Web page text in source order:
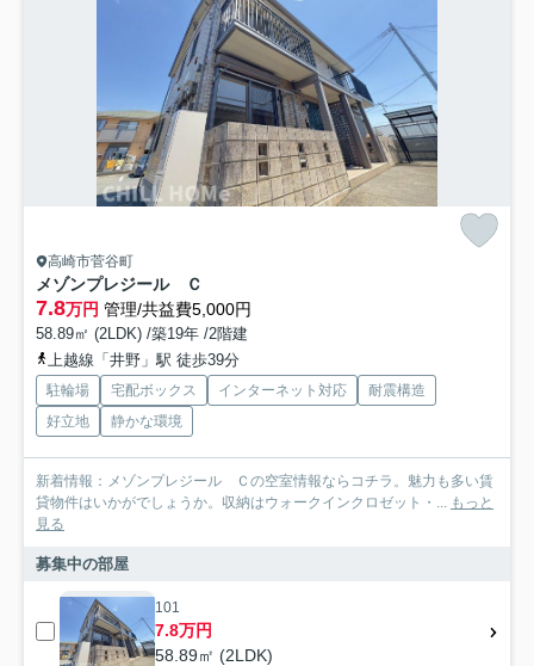
高崎市菅谷町
メゾンプレジール Ｃ
7.8万円 管理/共益費5,000円
58.89㎡ (2LDK) /築19年 /2階建
上越線「井野」駅 徒歩39分
駐輪場 宅配ボックス インターネット対応
耐震構造
好立地
静かな環境
新着情報：メゾンプレジール Ｃの空室情報ならコチラ。魅力も多い賃
貸物件はいかがでしょうか。収納はウォークインクロゼット・...
もっと
見る
募集中の部屋
101
7.8万円
58.89㎡ (2LDK)